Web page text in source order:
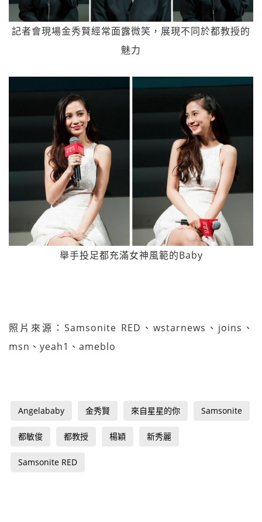
記者會現場金秀賢經常面露微笑，展現不同於都教授的
魅力
舉手投足都充滿女神風範的Baby
照片來源：Samsonite RED、wstarnews、joins、
msn、yeah1、ameblo
Angelababy 金秀賢 來自星星的你 Samsonite
都敏俊 都教授 楊穎 新秀麗
Samsonite RED